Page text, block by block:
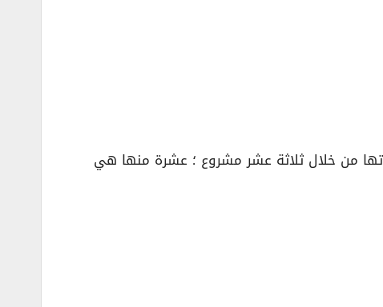
من خلال ثلاثة عشر مشروع ؛ عشرة منها هي